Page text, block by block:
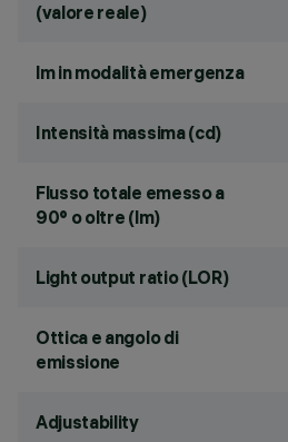
(valore reale)
lm in modalità emergenza
Intensità massima (cd)
Flusso totale emesso a
90° o oltre (lm)
Light output ratio (LOR)
Ottica e angolo di
emissione
Adjustability